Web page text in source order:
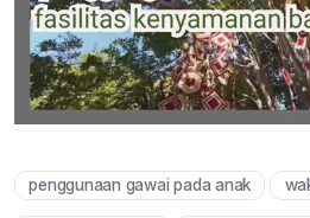
penggunaan gawai pada anak